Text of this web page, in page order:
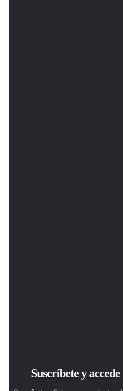
Suscríbete y